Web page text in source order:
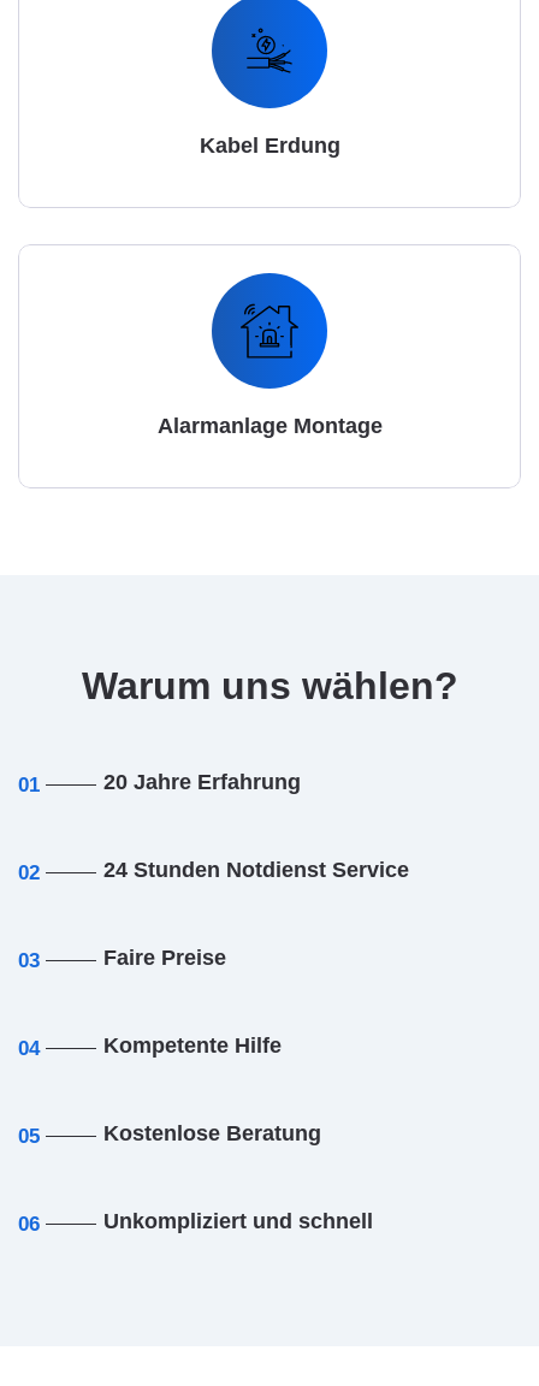
Kabel Erdung
Alarmanlage Montage
Warum uns wählen?
01 20 Jahre Erfahrung
02 24 Stunden Notdienst Service
03 Faire Preise
04 Kompetente Hilfe
05 Kostenlose Beratung
06 Unkompliziert und schnell